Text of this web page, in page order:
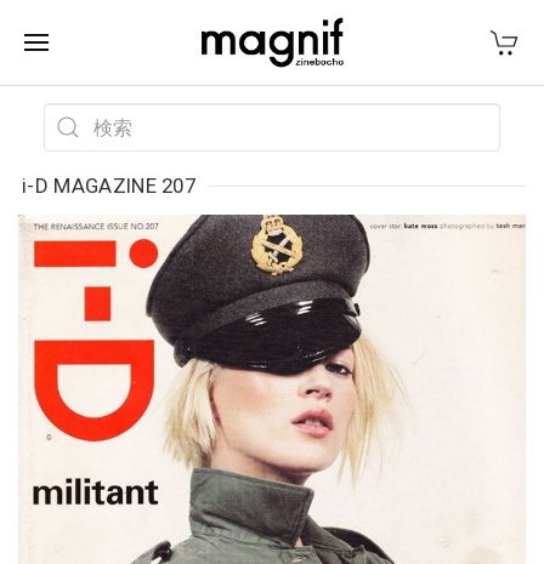
i-D MAGAZINE 207